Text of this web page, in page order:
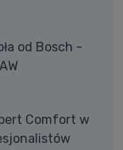
od Bosch -
Comfort w